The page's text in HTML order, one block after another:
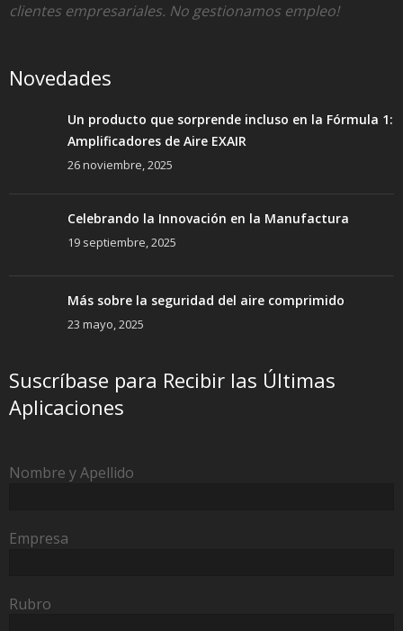
clientes empresariales. No gestionamos empleo!
Novedades
Un producto que sorprende incluso en la Fórmula 1:
Amplificadores de Aire EXAIR
26 noviembre, 2025
Celebrando la Innovación en la Manufactura
19 septiembre, 2025
Más sobre la seguridad del aire comprimido
23 mayo, 2025
Suscríbase para Recibir las Últimas
Aplicaciones
Nombre y Apellido
Empresa
Rubro